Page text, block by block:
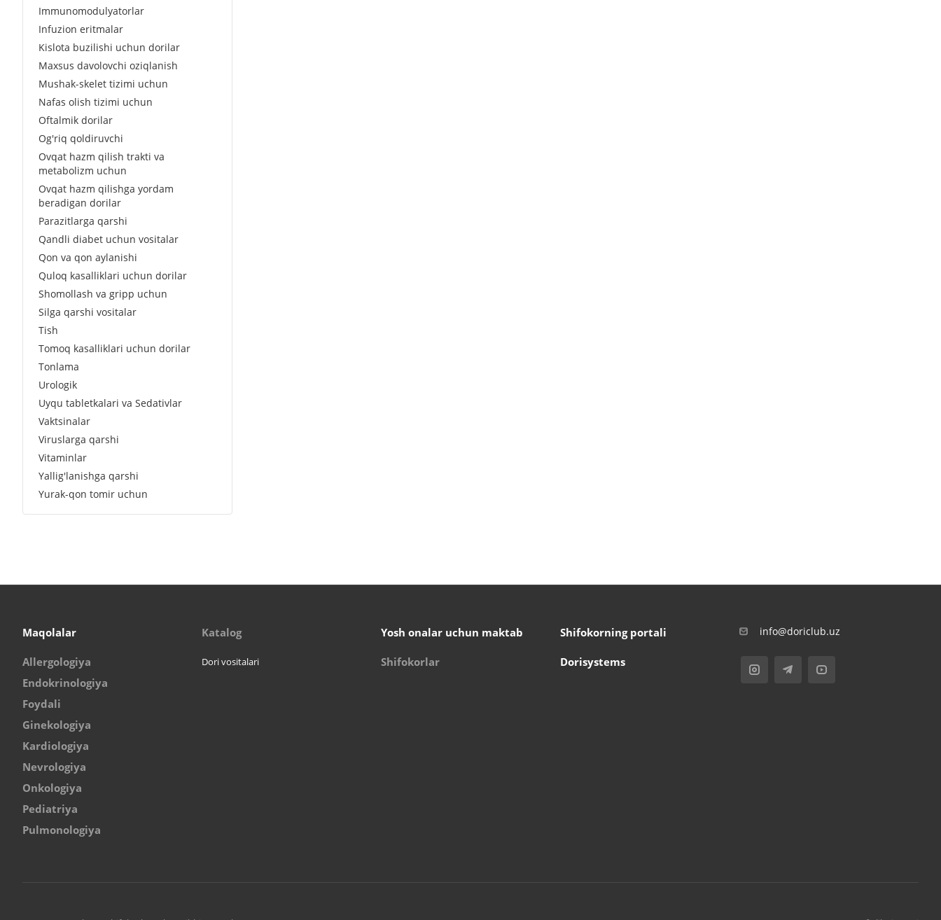
Immunomodulyatorlar
Infuzion eritmalar
Kislota buzilishi uchun dorilar
Maxsus davolovchi oziqlanish
Mushak-skelet tizimi uchun
Nafas olish tizimi uchun
Oftalmik dorilar
Og'riq qoldiruvchi
Ovqat hazm qilish trakti va
metabolizm uchun
Ovqat hazm qilishga yordam
beradigan dorilar
Parazitlarga qarshi
Qandli diabet uchun vositalar
Qon va qon aylanishi
Quloq kasalliklari uchun dorilar
Shomollash va gripp uchun
Silga qarshi vositalar
Tish
Tomoq kasalliklari uchun dorilar
Tonlama
Urologik
Uyqu tabletkalari va Sedativlar
Vaktsinalar
Viruslarga qarshi
Vitaminlar
Yallig'lanishga qarshi
Yurak-qon tomir uchun
Maqolalar
Allergologiya
Endokrinologiya
Foydali
Ginekologiya
Kardiologiya
Nevrologiya
Onkologiya
Pediatriya
Pulmonologiya
Katalog
Dori vositalari
Yosh onalar uchun maktab
Shifokorlar
Shifokorning portali
Dorisystems
info@doriclub.uz